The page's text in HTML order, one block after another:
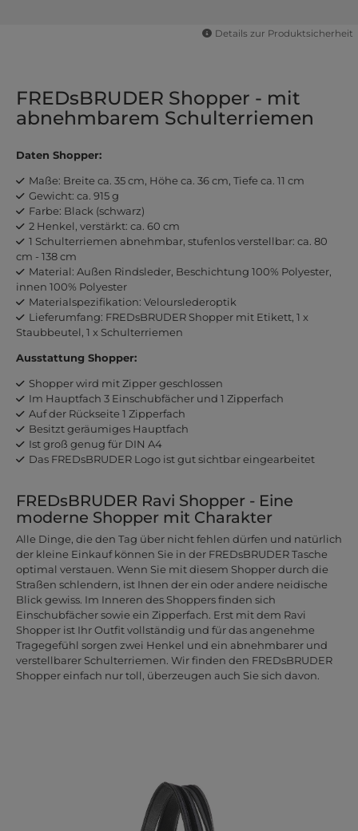
Details zur Produktsicherheit
FREDsBRUDER Shopper - mit
abnehmbarem Schulterriemen
Daten Shopper:
Maße: Breite ca. 35 cm, Höhe ca. 36 cm, Tiefe ca. 11 cm
Gewicht: ca. 915 g
Farbe: Black (schwarz)
2 Henkel, verstärkt: ca. 60 cm
1 Schulterriemen abnehmbar, stufenlos verstellbar: ca. 80
cm - 138 cm
Material: Außen Rindsleder, Beschichtung 100% Polyester,
innen 100% Polyester
Materialspezifikation: Velourslederoptik
Lieferumfang: FREDsBRUDER Shopper mit Etikett, 1 x
Staubbeutel, 1 x Schulterriemen
Ausstattung Shopper:
Shopper wird mit Zipper geschlossen
Im Hauptfach 3 Einschubfächer und 1 Zipperfach
Auf der Rückseite 1 Zipperfach
Besitzt geräumiges Hauptfach
Ist groß genug für DIN A4
Das FREDsBRUDER Logo ist gut sichtbar eingearbeitet
FREDsBRUDER Ravi Shopper - Eine
moderne Shopper mit Charakter
Alle Dinge, die den Tag über nicht fehlen dürfen und natürlich
der kleine Einkauf können Sie in der FREDsBRUDER Tasche
optimal verstauen. Wenn Sie mit diesem Shopper durch die
Straßen schlendern, ist Ihnen der ein oder andere neidische
Blick gewiss. Im Inneren des Shoppers finden sich
Einschubfächer sowie ein Zipperfach. Erst mit dem Ravi
Shopper ist Ihr Outfit vollständig und für das angenehme
Tragegefühl sorgen zwei Henkel und ein abnehmbarer und
verstellbarer Schulterriemen. Wir finden den FREDsBRUDER
Shopper einfach nur toll, überzeugen auch Sie sich davon.